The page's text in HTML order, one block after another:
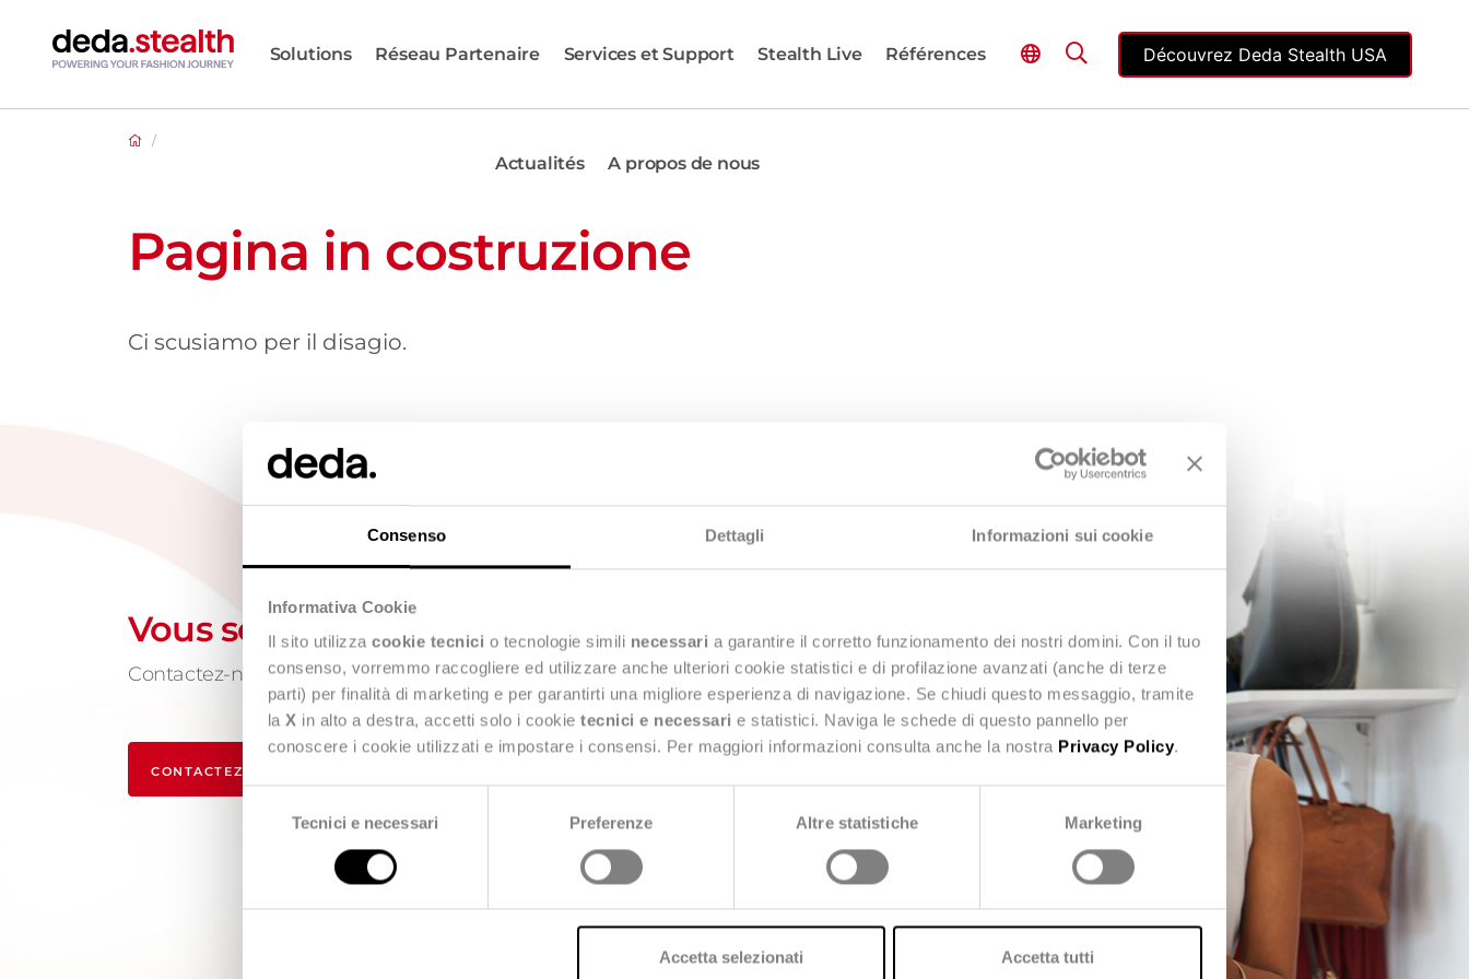
Consenso Dettagli Informazioni sui cookie
Informativa Cookie
Il sito utilizza cookie tecnici o tecnologie simili necessari a garantire il corretto funzionamento dei nostri domini. Con il tuo
consenso, vorremmo raccogliere ed utilizzare anche ulteriori cookie statistici e di profilazione avanzati (anche di terze
parti) per finalità di marketing e per garantirti una migliore esperienza di navigazione. Se chiudi questo messaggio, tramite
la X in alto a destra, accetti solo i cookie tecnici e necessari e statistici. Naviga le schede di questo pannello per
conoscere i cookie utilizzati e impostare i consensi. Per maggiori informazioni consulta anche la nostra Privacy Policy.
Selezione
Tecnici e necessari Preferenze Altre statistiche Marketing
Accetta selezionati Accetta tutti
Solutions Réseau Partenaire Services et Support Stealth Live Références
Actualités A propos de nous
Découvrez Deda Stealth USA
/
Pagina in costruzione
Ci scusiamo per il disagio.
Vous souhaitez en savoir plus?
Contactez-nous, nous sommes à votre disposition
CONTACTEZ-NOUS